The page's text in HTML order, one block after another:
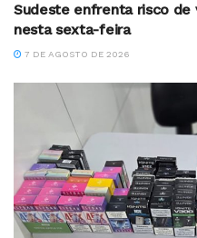
Sudeste enfrenta risco de
nesta sexta-feira
7 DE AGOSTO DE 2026